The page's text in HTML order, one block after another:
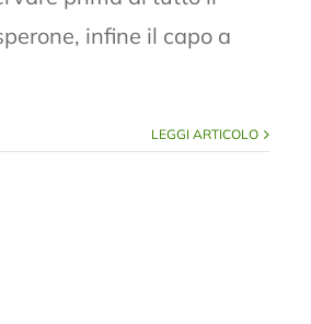
infine il capo a
LEGGI ARTICOLO